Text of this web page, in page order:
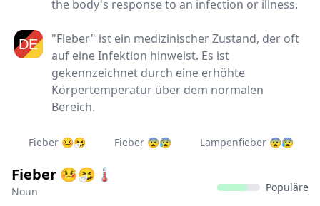
the body's response to an infection or illness.
"Fieber" ist ein medizinischer Zustand, der oft
auf eine Infektion hinweist. Es ist
gekennzeichnet durch eine erhöhte
Körpertemperatur über dem normalen
Bereich.
Fieber 🤒🤧 Fieber 😨😰 Lampenfieber 😨😰
Fieber 🤒🤧🌡
Noun Populäre